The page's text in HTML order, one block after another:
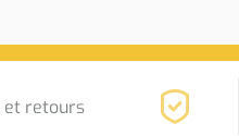
et retours